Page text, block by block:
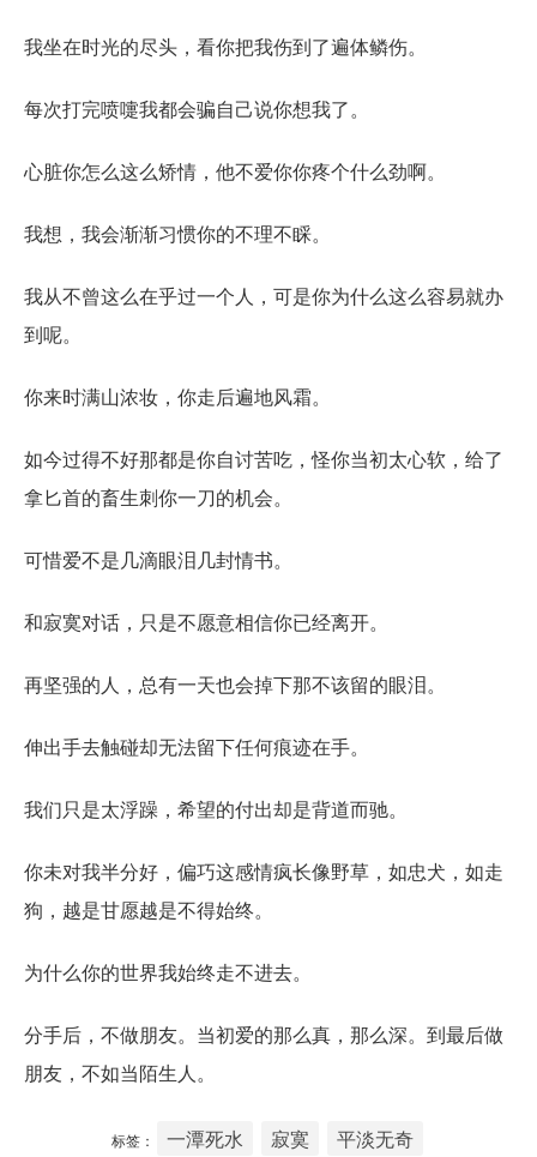
我坐在时光的尽头，看你把我伤到了遍体鳞伤。
每次打完喷嚏我都会骗自己说你想我了。
心脏你怎么这么矫情，他不爱你你疼个什么劲啊。
我想，我会渐渐习惯你的不理不睬。
我从不曾这么在乎过一个人，可是你为什么这么容易就办
到呢。
你来时满山浓妆，你走后遍地风霜。
如今过得不好那都是你自讨苦吃，怪你当初太心软，给了
拿匕首的畜生刺你一刀的机会。
可惜爱不是几滴眼泪几封情书。
和寂寞对话，只是不愿意相信你已经离开。
再坚强的人，总有一天也会掉下那不该留的眼泪。
伸出手去触碰却无法留下任何痕迹在手。
我们只是太浮躁，希望的付出却是背道而驰。
你未对我半分好，偏巧这感情疯长像野草，如忠犬，如走
狗，越是甘愿越是不得始终。
为什么你的世界我始终走不进去。
分手后，不做朋友。当初爱的那么真，那么深。到最后做
朋友，不如当陌生人。
标签： 一潭死水 寂寞 平淡无奇